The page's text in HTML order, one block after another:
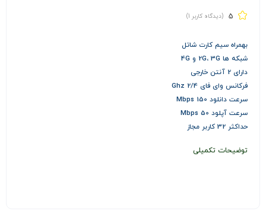
5 (دیدگاه کاربر 1
)
بهمراه سیم کارت شاتل
شبکه ها 2G، 3G و 4G
دارای 2 آنتن خارجی
فرکانس وای فای 2/4 Ghz
سرعت دانلود 150 Mbps
سرعت آپلود 50 Mbps
حداکثر 32 کاربر مجاز
توضیحات تکمیلی